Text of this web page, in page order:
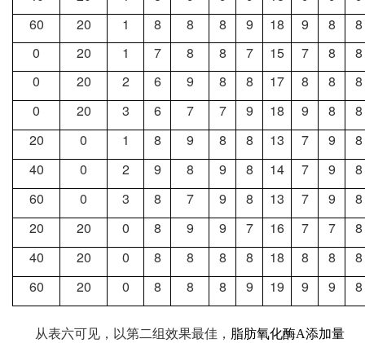
60
20 1 8 8 8 9 18 9 8
8
0
20 1 7 8 8 7 15 7 8
8
0
20 2 6 9 8 8 17 8 8
8
0
20 3 6 7 7 9 18 9 8
8
20
0 1 8 9 8 8 13 7 9
8
40
0 2 9 8 9 8 14 7 9
8
60
0 3 8 7 9 8 13 7 9
8
20
20 0 8 9 9 7 16 7 7
8
40
20 0 8 8 8 8 18 8 8
8
60
20 0 8 8 8 9 19 9 9 8
从表六可见，以第二组效果最佳， 脂肪氧化酶A添加量